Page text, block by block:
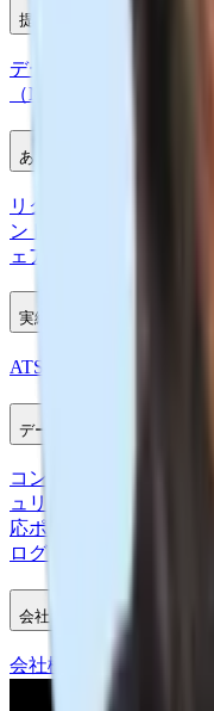
提供サービス:
データ移行
（MCP）
あなたのための詳細
リクルーター向けA-Zツ
ント
ェア比較
実績と成長
ATSのROIを計算する
データプライバシーと法的
コンテンツプライバシ
ュリティ
応ポリシー
ログラム
会社
会社概要 アフィリエイ